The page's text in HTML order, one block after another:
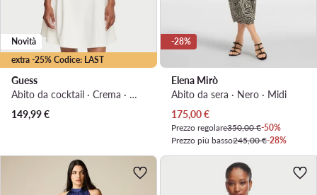
extra -25% Codice: LAST
Novità
Guess
Abito da cocktail · Crema · Mini
149,99€
-28%
Elena Mirò
Abito da sera · Nero · Midi
Prezzo attuale
175,00€
Prezzo regolare350,00 €-50%
Prezzo più basso245,00 €-28%